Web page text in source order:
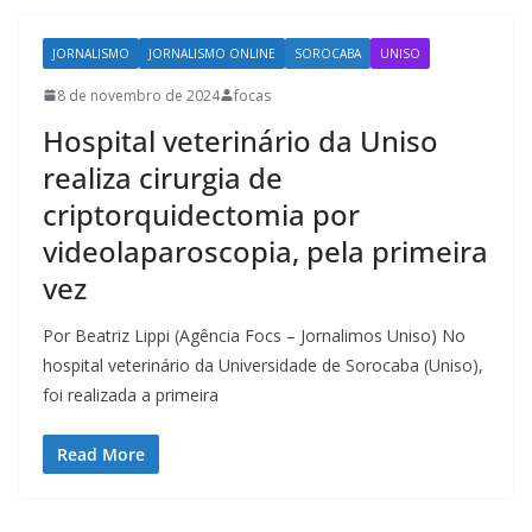
JORNALISMO JORNALISMO ONLINE SOROCABA UNISO
8 de novembro de 2024 focas
Hospital veterinário da Uniso
realiza cirurgia de
criptorquidectomia por
videolaparoscopia, pela primeira
vez
Por Beatriz Lippi (Agência Focs – Jornalimos Uniso) No
hospital veterinário da Universidade de Sorocaba (Uniso),
foi realizada a primeira
Read More